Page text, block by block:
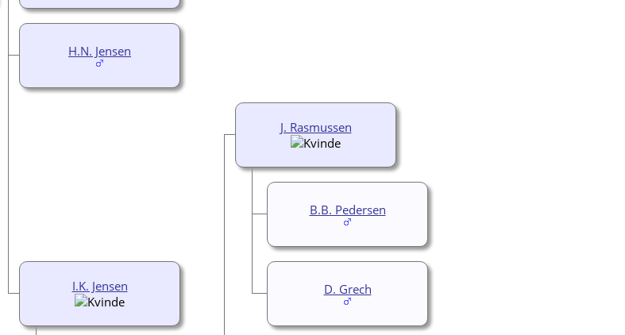
H.N. Jensen
J. Rasmussen
B.B. Pedersen
D. Grech
I.K. Jensen